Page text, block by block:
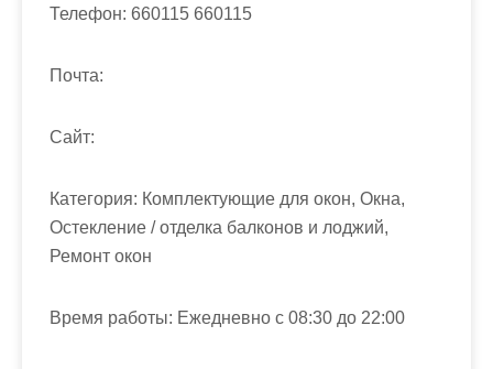
Телефон: 660115 660115
Почта:
Cайт:
Категория: Комплектующие для окон, Окна,
Остекление / отделка балконов и лоджий,
Ремонт окон
Время работы: Ежедневно с 08:30 до 22:00